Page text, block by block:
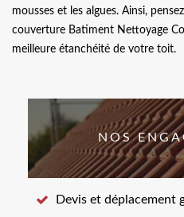
mousses et les algues. Ainsi,
couverture Batiment Nettoyage
meilleure étanchéité de votre toit.
NOS
Devis et déplacement